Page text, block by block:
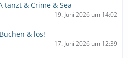
tanzt & Crime & Sea
19. Juni 2026 um 14:02
& los!
17. Juni 2026 um 12:39